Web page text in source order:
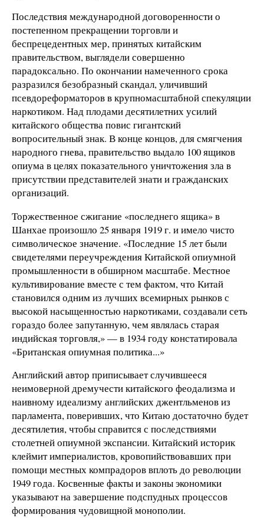
Последствия международной договоренности о
постепенном прекращении торговли и
беспрецедентных мер, принятых китайским
правительством, выглядели совершенно
парадоксально. По окончании намеченного срока
разразился безобразный скандал, уличивший
псевдореформаторов в крупномасштабной спекуляции
наркотиком. Над плодами десятилетних усилий
китайского общества повис гигантский
вопросительный знак. В конце концов, для смягчения
народного гнева, правительство выдало 100 ящиков
опиума в целях показательного уничтожения зла в
присутствии представителей знати и гражданских
организаций.
Торжественное сжигание «последнего ящика» в
Шанхае произошло 25 января 1919 г. и имело чисто
символическое значение. «Последние 15 лет были
свидетелями переучреждения Китайской опиумной
промышленности в обширном масштабе. Местное
культивирование вместе с тем фактом, что Китай
становился одним из лучших всемирных рынков с
высокой насыщенностью наркотиками, создавали сеть
гораздо более запутанную, чем являлась старая
индийская торговля,» — в 1934 году констатировала
«Британская опиумная политика...»
Английский автор приписывает случившееся
неимоверной дремучести китайского феодализма и
наивному идеализму английских джентльменов из
парламента, поверивших, что Китаю достаточно будет
десятилетия, чтобы справится с последствиями
столетней опиумной экспансии. Китайский историк
клеймит империалистов, кровопийствовавших при
помощи местных компрадоров вплоть до революции
1949 года. Косвенные факты и законы экономики
указывают на завершение подспудных процессов
формирования чудовищной монополии.